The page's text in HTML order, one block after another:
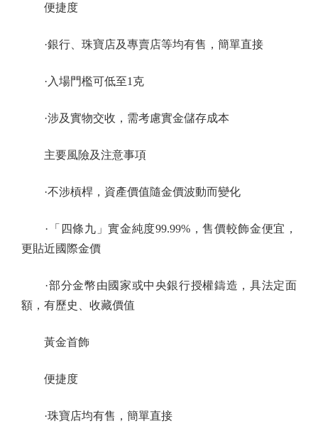
便捷度
·銀行、珠寶店及專賣店等均有售，簡單直接
·入場門檻可低至1克
·涉及實物交收，需考慮實金儲存成本
主要風險及注意事項
·不涉槓桿，資產價值隨金價波動而變化
·「四條九」實金純度99.99%，售價較飾金便宜，
更貼近國際金價
·部分金幣由國家或中央銀行授權鑄造，具法定面
額，有歷史、收藏價值
黃金首飾
便捷度
·珠寶店均有售，簡單直接